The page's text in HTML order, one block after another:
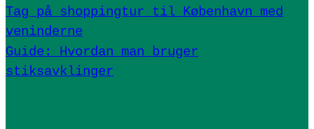
Tag på shoppingtur til København med
veninderne
Guide: Hvordan man bruger
stiksavklinger